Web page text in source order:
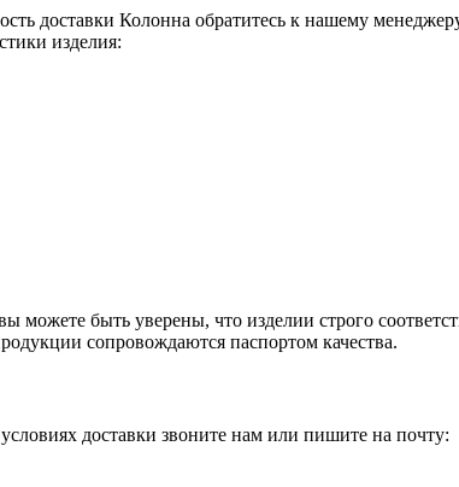
доставки Колонна обратитесь к нашему
изделия:
можете быть уверены, что изделии строго
сопровождаются паспортом качества.
доставки звоните нам или пишите на почту: